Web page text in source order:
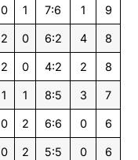
0 1 7:6 1 9
2 0 6:2 4 8
2 0 4:2 2 8
1 1 8:5 3 7
0 2 6:6 0 6
0 2 5:5 0 6